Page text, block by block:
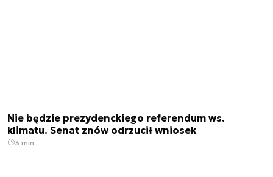
Nie będzie prezydenckiego referendum ws.
klimatu. Senat znów odrzucił wniosek
3 min.